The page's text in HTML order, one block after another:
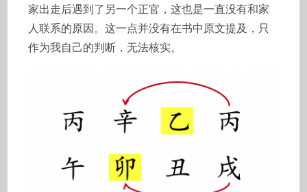
家出走后遇到了另一个正官，这也是一直没有和家
人联系的原因。这一点并没有在书中原文提及，只
作为我自己的判断，无法核实。